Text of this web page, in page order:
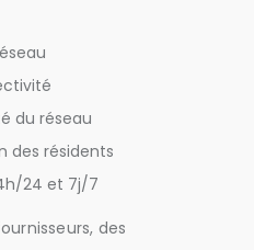
du réseau
des résidents
24 et 7j/7
des